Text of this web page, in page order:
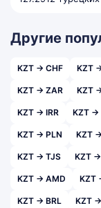
Другие
KZT → CHF KZT
KZT → ZAR KZT
KZT → IRR KZT →
KZT → PLN KZT
KZT → TJS KZT
KZT → AMD KZT
KZT → BRL KZT